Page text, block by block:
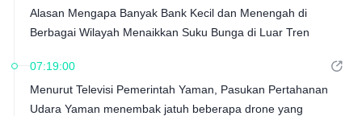
menurun sebesar 1.190 ton.
Alasan Mengapa Banyak Bank Kecil dan Menengah di
Berbagai Wilayah Menaikkan Suku Bunga di Luar Tren
07:19:00
Menurut Televisi Pemerintah Yaman, Pasukan Pertahanan
Udara Yaman menembak jatuh beberapa drone yang